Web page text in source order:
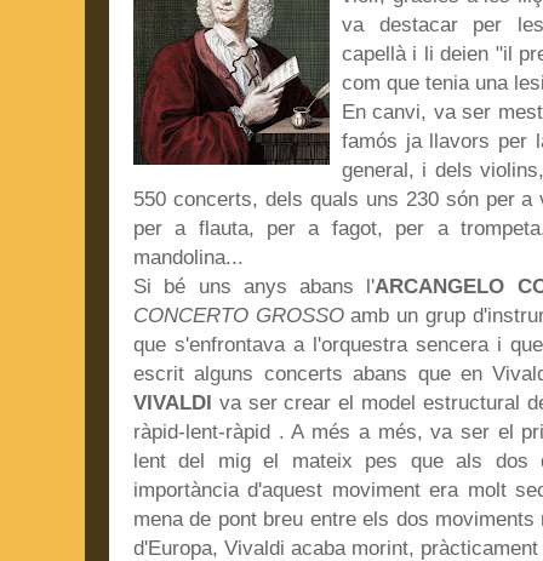
va destacar per
capellà i li deien "il
com que tenia una
En canvi, va ser
famós ja llavors per
general, i dels
550 concerts, dels quals uns 230 són per
per a flauta, per a fagot, per a
mandolina...
Si bé uns anys abans l'ARCANGELO
CONCERTO GROSSOamb un grup
que s'enfrontava a l'orquestra sencera i
escrit alguns concerts abans que en
VIVALDI va ser crear el model estructural
ràpid-lent-ràpid . A més a més, va ser el
lent del mig el mateix pes que als
importància d'aquest moviment era molt
mena de pont breu entre els dos
d'Europa, Vivaldi acaba morint,